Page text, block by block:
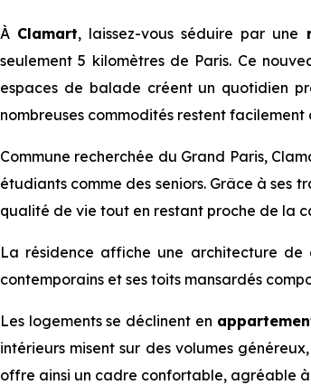
À Clamart, laissez-vous séduire par une
seulement 5 kilomètres de Paris. Ce
espaces de balade créent un quotidien
nombreuses commodités restent facilement
Commune recherchée du Grand Paris,
étudiants comme des seniors. Grâce à ses
qualité de vie tout en restant proche de la
La résidence affiche une architecture de
contemporains et ses toits mansardés
Les logements se déclinent en
intérieurs misent sur des volumes
offre ainsi un cadre confortable, agréable